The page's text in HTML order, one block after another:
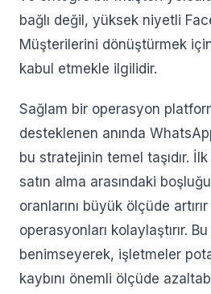
bağlı değil, yüksek niyetli
Müşterilerini dönüştürmek
kabul etmekle ilgilidir.
Sağlam bir operasyon
desteklenen anında
bu stratejinin temel taşıdır.
satın alma arasındaki
oranlarını büyük ölçüde
operasyonları kolaylaştırır. Bu
benimseyerek, işletmeler
kaybını önemli ölçüde